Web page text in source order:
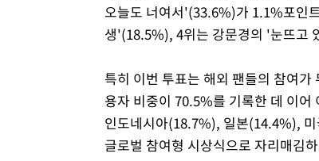
오늘도 너여서'(33.6%)가 1.1%포인
생'(18.5%), 4위는 강문경의 '눈뜨고
특히 이번 투표는 해외 팬들의 참여
용자 비중이 70.5%를 기록한 데 이
인도네시아(18.7%), 일본(14.4%),
글로벌 참여형 시상식으로 자리매김